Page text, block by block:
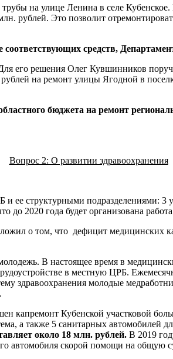
на улице Ленина в селе
рублей. Это позволит
средств,
его решения Олег Кувшинников
на ремонт улицы Ягодной в
бюджета на ремонт
Вопрос 2: О развитии здравоохранения
и ее структурными подразделениями:
до 2020 года будет организована
о том, что дефицит медицинских
В настоящее время в
в местную ЦРБ.
здравоохранения молодые
капремонт Кубенской участковой
а также 5 санитарных автомобилей
около 18 млн. рублей. В 2019
автомобиля скорой помощи на общую